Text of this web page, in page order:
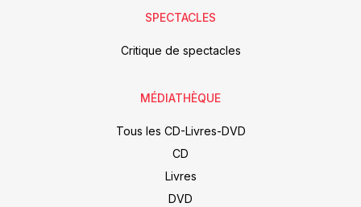
SPECTACLES
Critique de spectacles
MÉDIATHÈQUE
Tous les CD-Livres-DVD
CD
Livres
DVD